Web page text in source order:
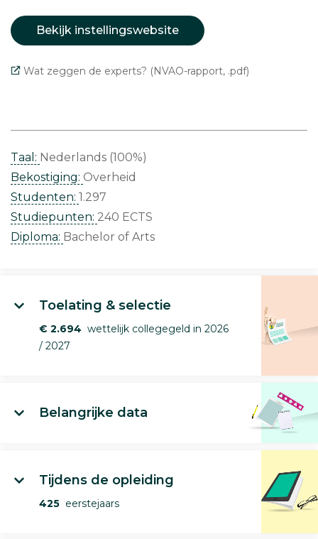
Bekijk instellingswebsite
Wat zeggen de experts? (NVAO-rapport, .pdf)
Taal: Nederlands (100%)
Bekostiging: Overheid
Studenten: 1.297
Studiepunten: 240 ECTS
Diploma: Bachelor of Arts
Toelating & selectie
€ 2.694 wettelijk collegegeld in 2026
/ 2027
Belangrijke data
Tijdens de opleiding
425 eerstejaars